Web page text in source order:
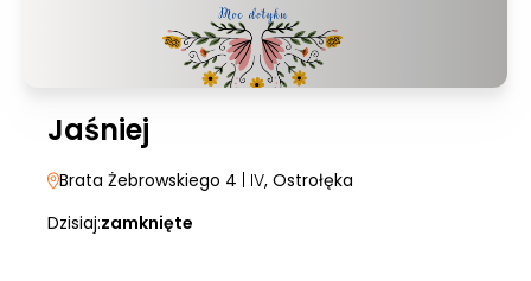
Jaśniej
Brata Żebrowskiego 4 | IV, Ostrołęka
Dzisiaj:zamknięte